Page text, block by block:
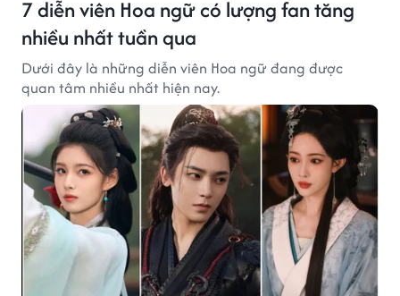
7 diễn viên Hoa ngữ có lượng fan tăng
nhiều nhất tuần qua
Dưới đây là những diễn viên Hoa ngữ đang được
quan tâm nhiều nhất hiện nay.